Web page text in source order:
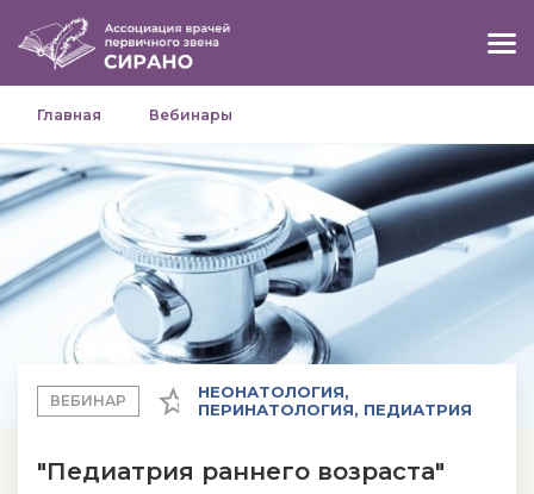
Главная Вебинары
ВЕБИНАР
НЕОНАТОЛОГИЯ,
ПЕРИНАТОЛОГИЯ, ПЕДИАТРИЯ
"Педиатрия раннего возраста"